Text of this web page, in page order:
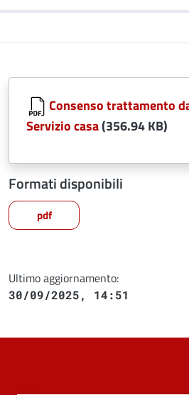
Consenso trattamento
Servizio casa(356.94 KB)
Formati disponibili
pdf
Ultimo aggiornamento:
30/09/2025, 14:51